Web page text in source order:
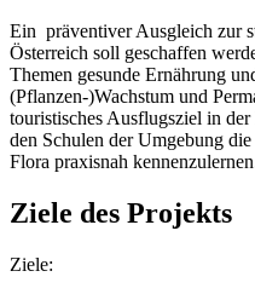
Ein präventiver Ausgleich zur
Österreich soll geschaffen
Themen gesunde Ernährung
(Pflanzen-)Wachstum und
touristisches Ausflugsziel in
den Schulen der Umgebung
Flora praxisnah
Ziele des Projekts
Ziele: